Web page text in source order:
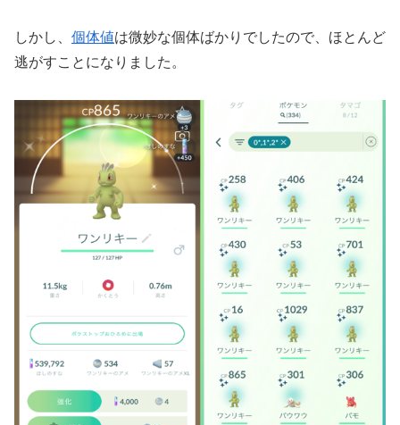
しかし、 個体値は微妙な個体ばかりでしたので、ほとんど
逃がすことになりました。